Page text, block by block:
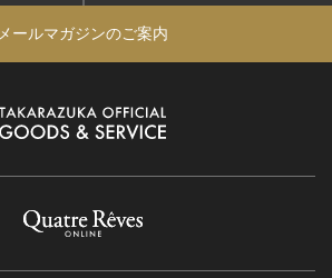
メールマガジンのご案内